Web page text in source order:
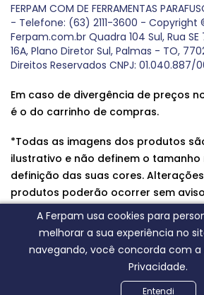
A Ferpam usa cookies para
melhorar a sua experiência no
navegando, você concorda com a
Privacidade.
Entendi
FERPAM COM DE FERRAMENTAS
- Telefone: (63) 2111-3600 - Copyright
Ferpam.com.br Quadra 104 Sul, Rua SE
16A, Plano Diretor Sul, Palmas - TO,
Direitos Reservados CNPJ: 01.040.887/
Em caso de divergência de preços
é o do carrinho de compras.
*Todas as imagens dos produtos
ilustrativo e não definem o tamanho
definição das suas cores.
produtos poderão ocorrer sem
fornecedores, qualquer dúvida
entre em contato conosco.